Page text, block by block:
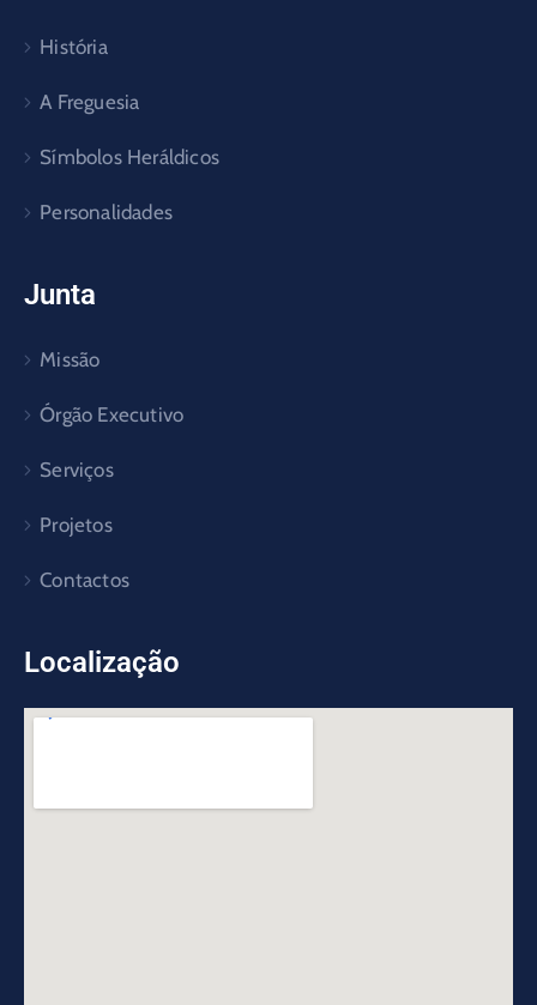
História
A Freguesia
Símbolos Heráldicos
Personalidades
Junta
Missão
Órgão Executivo
Serviços
Projetos
Contactos
Localização